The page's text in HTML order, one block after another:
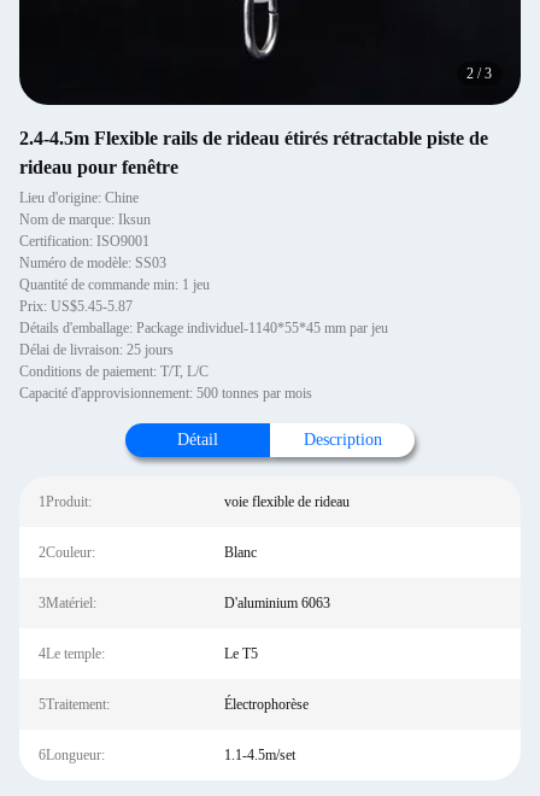
2 /3
2.4-4.5m Flexible rails de rideau étirés rétractable piste de
rideau pour fenêtre
Lieu d'origine: Chine
Nom de marque: Iksun
Certification: ISO9001
Numéro de modèle: SS03
Quantité de commande min: 1 jeu
Prix: US$5.45-5.87
Détails d'emballage: Package individuel-1140*55*45 mm par jeu
Délai de livraison: 25 jours
Conditions de paiement: T/T, L/C
Capacité d'approvisionnement: 500 tonnes par mois
Détail Description
1Produit: voie flexible de rideau
2Couleur: Blanc
3Matériel: D'aluminium 6063
4Le temple: Le T5
5Traitement: Électrophorèse
6Longueur: 1.1-4.5m/set